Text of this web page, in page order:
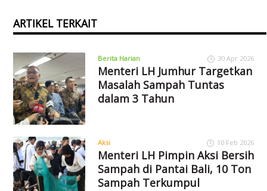
ARTIKEL TERKAIT
Berita Harian 30 Apr 2026
Menteri LH Jumhur Targetkan
Masalah Sampah Tuntas
dalam 3 Tahun
Aksi 10 Feb 2026
Menteri LH Pimpin Aksi Bersih
Sampah di Pantai Bali, 10 Ton
Sampah Terkumpul